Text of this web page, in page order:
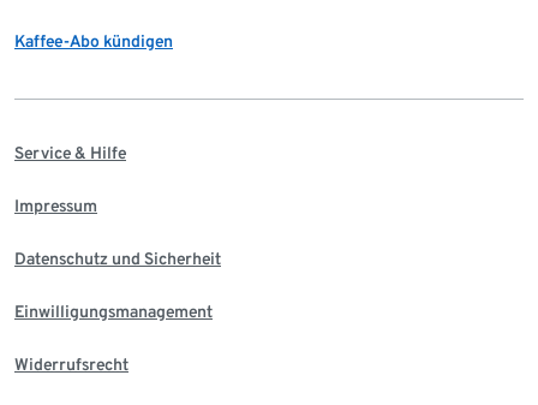
Kaffee-Abo kündigen
Service & Hilfe
Impressum
Datenschutz und Sicherheit
Einwilligungsmanagement
Widerrufsrecht